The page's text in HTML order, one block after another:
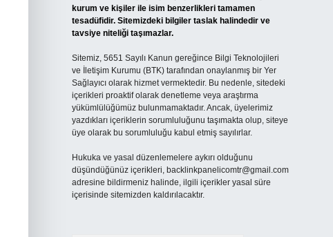
kurum ve kişiler ile isim benzerlikleri tamamen
tesadüfidir. Sitemizdeki bilgiler taslak halindedir ve
tavsiye niteliği taşımazlar.
Sitemiz, 5651 Sayılı Kanun gereğince Bilgi Teknolojileri
ve İletişim Kurumu (BTK) tarafından onaylanmış bir Yer
Sağlayıcı olarak hizmet vermektedir. Bu nedenle, sitedeki
içerikleri proaktif olarak denetleme veya araştırma
yükümlülüğümüz bulunmamaktadır. Ancak, üyelerimiz
yazdıkları içeriklerin sorumluluğunu taşımakta olup, siteye
üye olarak bu sorumluluğu kabul etmiş sayılırlar.
Hukuka ve yasal düzenlemelere aykırı olduğunu
düşündüğünüz içerikleri, backlinkpanelicomtr@gmail.com
adresine bildirmeniz halinde, ilgili içerikler yasal süre
içerisinde sitemizden kaldırılacaktır.